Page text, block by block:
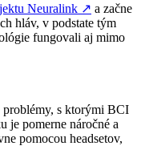
Neuralink ↗ a začne
hláv, v podstate tým
fungovali aj mimo
problémy, s ktorými BCI
je pomerne náročné a
pomocou headsetov,